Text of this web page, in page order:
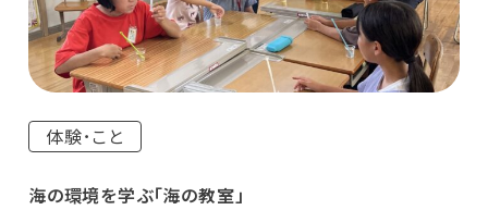
体験･こと
海の環境を学ぶ「海の教室」